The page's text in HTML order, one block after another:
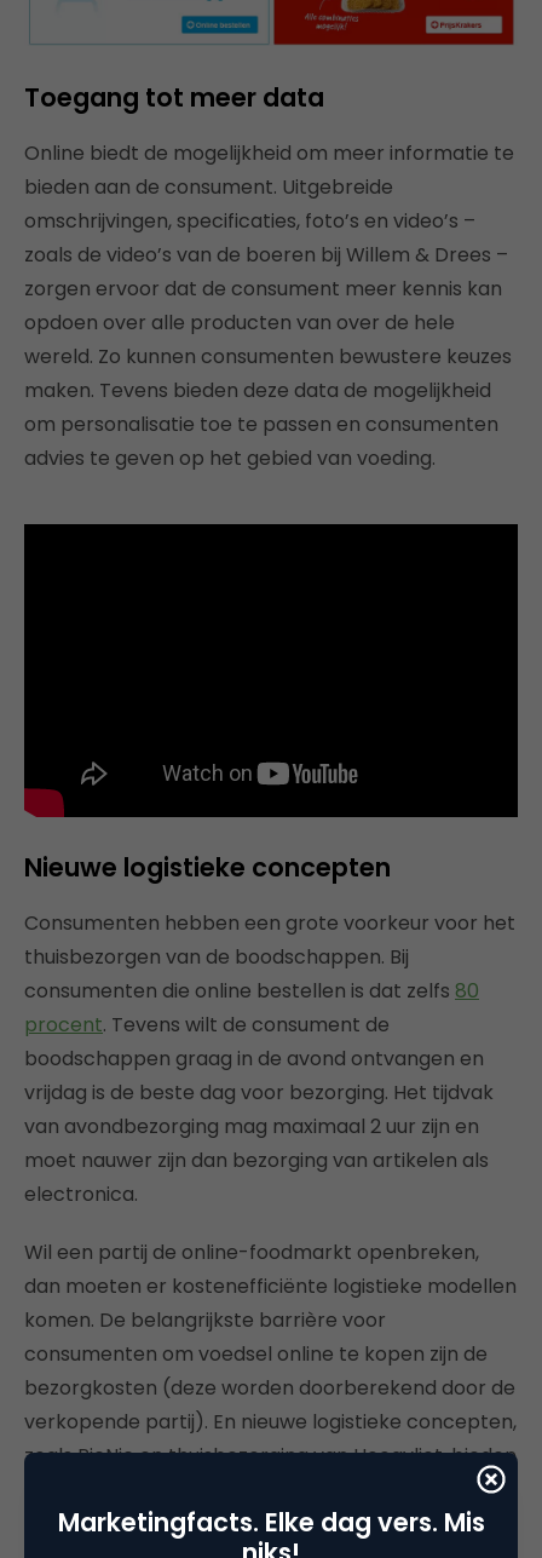
Toegang tot meer data
Online biedt de mogelijkheid om meer informatie te
bieden aan de consument. Uitgebreide
omschrijvingen, specificaties, foto’s en video’s –
zoals de video’s van de boeren bij Willem & Drees –
zorgen ervoor dat de consument meer kennis kan
opdoen over alle producten van over de hele
wereld. Zo kunnen consumenten bewustere keuzes
maken. Tevens bieden deze data de mogelijkheid
om personalisatie toe te passen en consumenten
advies te geven op het gebied van voeding.
Nieuwe logistieke concepten
Consumenten hebben een grote voorkeur voor het
thuisbezorgen van de boodschappen. Bij
consumenten die online bestellen is dat zelfs 80
procent. Tevens wilt de consument de
boodschappen graag in de avond ontvangen en
vrijdag is de beste dag voor bezorging. Het tijdvak
van avondbezorging mag maximaal 2 uur zijn en
moet nauwer zijn dan bezorging van artikelen als
electronica.
Wil een partij de online-foodmarkt openbreken,
dan moeten er kostenefficiënte logistieke modellen
komen. De belangrijkste barrière voor
consumenten om voedsel online te kopen zijn de
bezorgkosten (deze worden doorberekend door de
verkopende partij). En nieuwe logistieke concepten,
zoals PicNic en thuisbezorging van Hoogvliet, bieden
Kortom, de veranderende consumentenbehoeften
Marketingfacts. Elke dag vers. Mis